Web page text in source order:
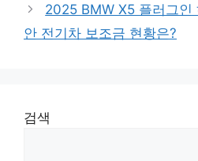
2025 BMW X5 플러그인
안 전기차 보조금 현황은?
검색